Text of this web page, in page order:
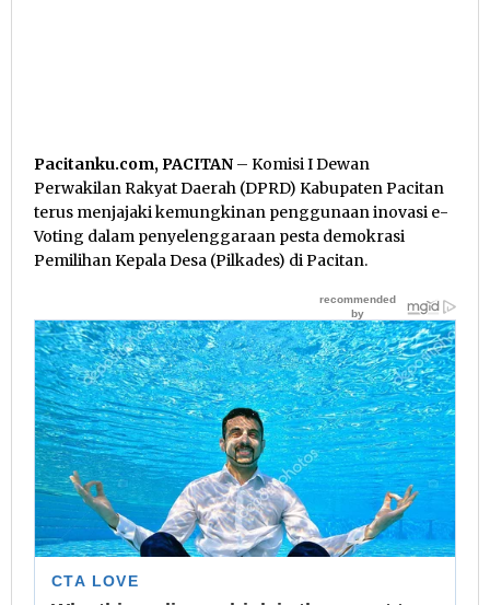
Pacitanku.com, PACITAN – Komisi I Dewan
Perwakilan Rakyat Daerah (DPRD) Kabupaten Pacitan
terus menjajaki kemungkinan penggunaan inovasi e-
Voting dalam penyelenggaraan pesta demokrasi
Pemilihan Kepala Desa (Pilkades) di Pacitan.